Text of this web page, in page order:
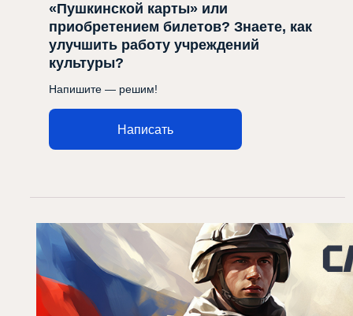
«Пушкинской карты» или
приобретением билетов? Знаете, как
улучшить работу учреждений
культуры?
Напишите — решим!
Написать